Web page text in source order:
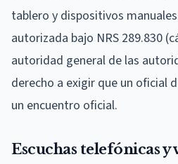
tablero y dispositivos
autorizada bajo NRS 289.830
autoridad general de las
derecho a exigir que un oficial
un encuentro oficial.
Escuchas telefónicas y